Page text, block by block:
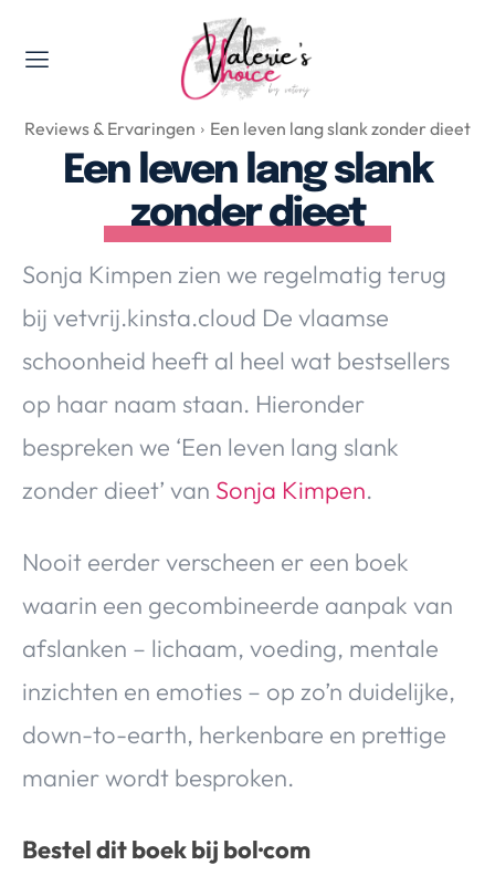
Valerie's Topics
Travel & Culture
Food & Drinks
Happyness & Opmerkelijk
Lifestyle, Sport & Duurzaamheid
Gadgets & Tech
Top 5 van Valerie
Health & Beauty
Nieuws & Media
Over Valerie
Contact
VALERIE'S CHOICE
Food & Drinks Health & Beauty Gadgets
Huis & Tuin
Travel
Lifestyle
Reviews & Ervaringen Een leven lang slank zonder dieet
Een leven lang slank
zonder dieet
Sonja Kimpen zien we regelmatig terug
bij vetvrij.kinsta.cloud De vlaamse
schoonheid heeft al heel wat bestsellers
op haar naam staan. Hieronder
bespreken we ‘Een leven lang slank
zonder dieet’ van Sonja Kimpen.
Nooit eerder verscheen er een boek
waarin een gecombineerde aanpak van
afslanken – lichaam, voeding, mentale
inzichten en emoties – op zo’n duidelijke,
down-to-earth, herkenbare en prettige
manier wordt besproken.
Bestel dit boek bij bol·com